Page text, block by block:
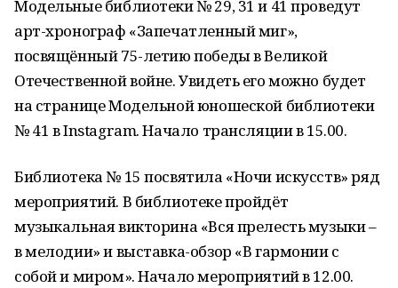
Модельные библиотеки № 29, 31 и 41 проведут
арт-хронограф «Запечатленный миг»,
посвящённый 75-летию победы в Великой
Отечественной войне. Увидеть его можно будет
на странице Модельной юношеской библиотеки
№ 41 в Instagram. Начало трансляции в 15.00.
Библиотека № 15 посвятила «Ночи искусств» ряд
мероприятий. В библиотеке пройдёт
музыкальная викторина «Вся прелесть музыки –
в мелодии» и выставка-обзор «В гармонии с
собой и миром». Начало мероприятий в 12.00.